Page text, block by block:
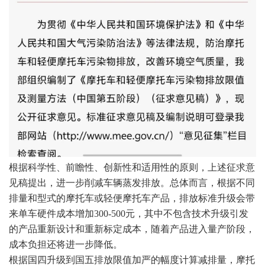
根据科学性、前瞻性、创新性和适用性的原则，上述征求意
见稿提出，进一步削减车辆蒸发排放。总体而言，根据不同
排量和型式的摩托车或轻便摩托车产品，排放标准升级会带
来单车硬件成本增加300-500元，其中不包含技术升级引发
的产品重新设计和重新标定成本，随着产品进入量产阶段，
成本负担还将进一步降低。
根据国四升级到国五排放限值加严的幅度计算减排量，摩托